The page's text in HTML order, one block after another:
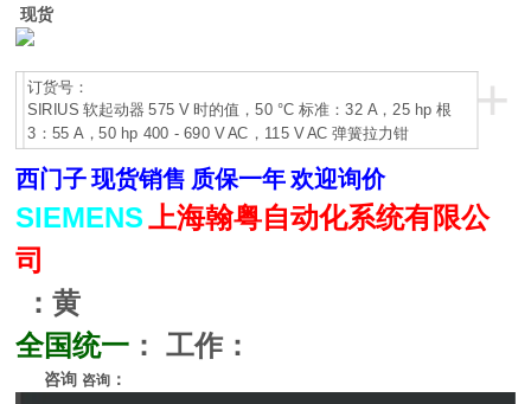
现货
+
订货号：
SIRIUS 软起动器 575 V 时的值，50 °C 标准：32 A，25 hp 根
3：55 A，50 hp 400 - 690 V AC，115 V AC 弹簧拉力钳
西门子 现货销售 质保一年 欢迎询价
SIEMENS 上海翰粤自动化系统有限公
司
：黄
全国统一 ： 工作：
咨询 咨询 ：